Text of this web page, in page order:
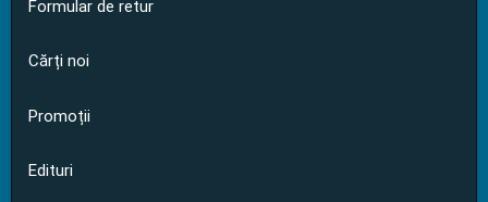
Formular de retur
Cărți noi
Promoții
Edituri